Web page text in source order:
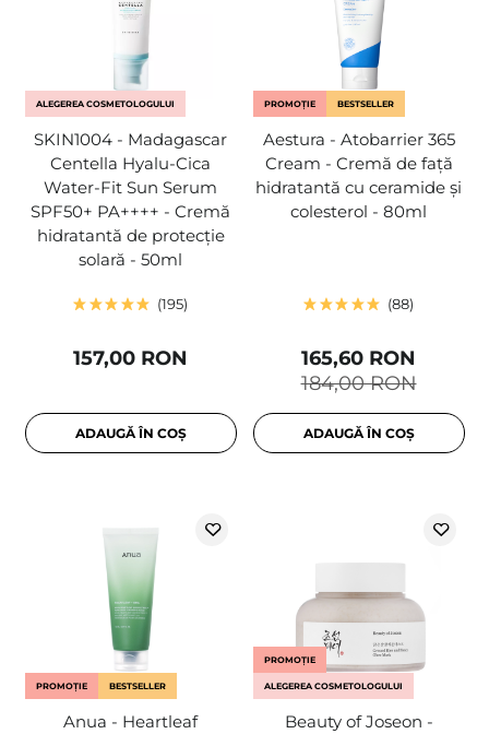
ALEGEREA COSMETOLOGULUI
SKIN1004 - Madagascar
Centella Hyalu-Cica
Water-Fit Sun Serum
SPF50+ PA++++ - Cremă
hidratantă de protecție
solară - 50ml
195
157,00 RON
ADAUGĂ ÎN COȘ
PROMOȚIE BESTSELLER
Aestura - Atobarrier 365
Cream - Cremă de față
hidratantă cu ceramide și
colesterol - 80ml
88
184,00 RON
165,60 RON
ADAUGĂ ÎN COȘ
PROMOȚIE BESTSELLER
Anua - Heartleaf
PROMOȚIE
ALEGEREA COSMETOLOGULUI
Beauty of Joseon -